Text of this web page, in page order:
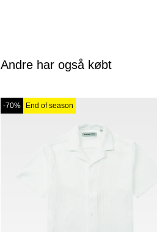
Andre har også købt
-70% End of season